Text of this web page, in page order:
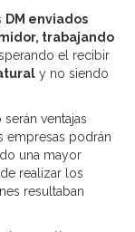
DM enviados
trabajando
el recibir
y no siendo
ventajas
empresas podrán
una mayor
realizar los
resultaban